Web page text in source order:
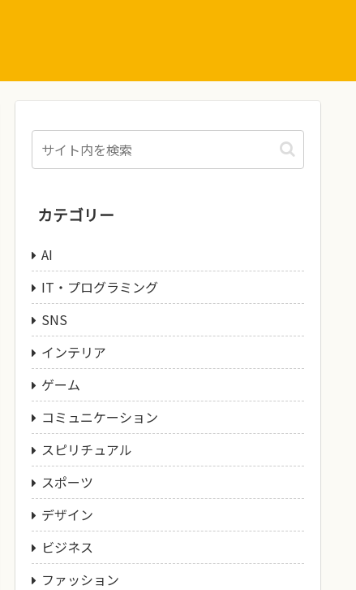
カテゴリー
AI
IT・プログラミング
SNS
インテリア
ゲーム
コミュニケーション
スピリチュアル
スポーツ
デザイン
ビジネス
ファッション